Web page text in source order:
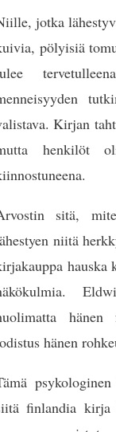
jotka
pölyisiä
Kirjan
henkilöt
sitä,
niitä
hauska
hänen
hänen
finlandia kirja​